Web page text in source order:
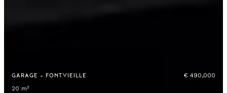
GARAGE — FONTVIEILLE
€ 490,000
20 m²